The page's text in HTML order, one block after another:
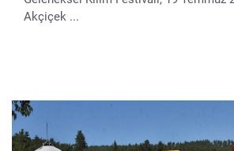
Akçiçek ...